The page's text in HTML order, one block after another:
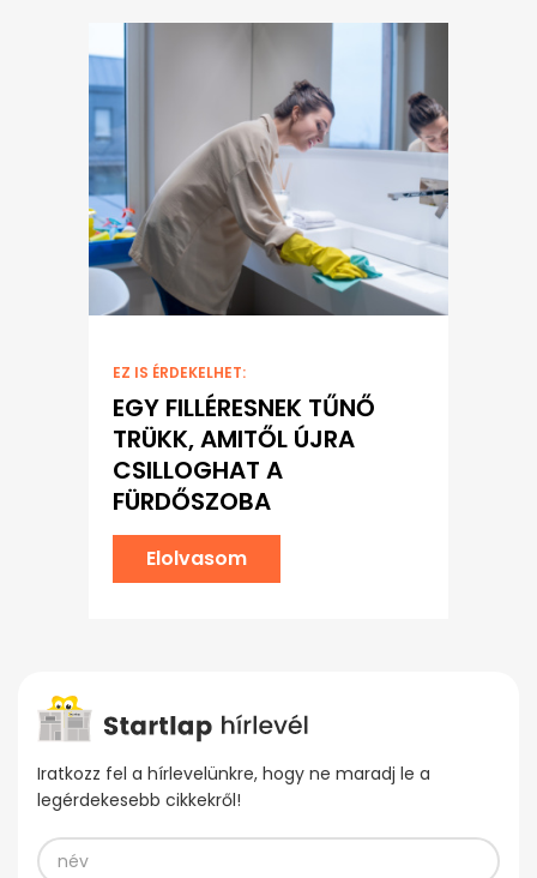
EZ IS ÉRDEKELHET:
EGY FILLÉRESNEK TŰNŐ
TRÜKK, AMITŐL ÚJRA
CSILLOGHAT A
FÜRDŐSZOBA
Elolvasom
Iratkozz fel a hírlevelünkre, hogy ne maradj le a
legérdekesebb cikkekről!